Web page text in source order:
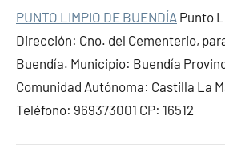
PUNTO LIMPIO DE BUENDÍA Punto
Dirección: Cno. del Cementerio,
Buendía. Municipio: Buendía
Comunidad Autónoma: Castilla La
Teléfono: 969373001 CP: 16512